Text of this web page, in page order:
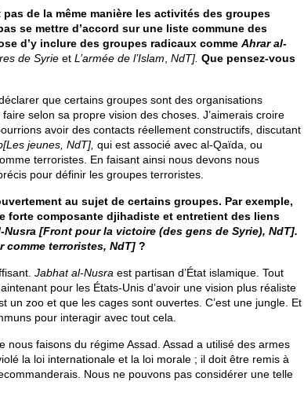
de la même manière les activités des groupes
se mettre d’accord sur une liste commune des
d’y inclure des groupes radicaux comme Ahrar al-
de Syrie et L’armée de l’Islam NdT]. Que pensez-vous
que certains groupes sont des organisations
selon sa propre vision des choses. J’aimerais croire
avoir des contacts réellement constructifs, discutant
jeunes, NdT], qui est associé avec al-Qaïda, ou
terroristes. En faisant ainsi nous devons nous
pour définir les groupes terroristes.
au sujet de certains groupes. Par exemple,
forte composante djihadiste et entretient des liens
Nusra [Front pour la victoire (des gens de Syrie), NdT].
comme terroristes, NdT] ?
Jabhat al-Nusra est partisan d’État islamique. Tout
pour les États-Unis d’avoir une vision plus réaliste
un zoo et que les cages sont ouvertes. C’est une jungle. Et
pour interagir avec tout cela.
nous faisons du régime Assad. Assad a utilisé des armes
la loi internationale et la loi morale ; il doit être remis à
Nous ne pouvons pas considérer une telle